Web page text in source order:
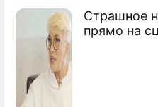
Страшное
прямо на